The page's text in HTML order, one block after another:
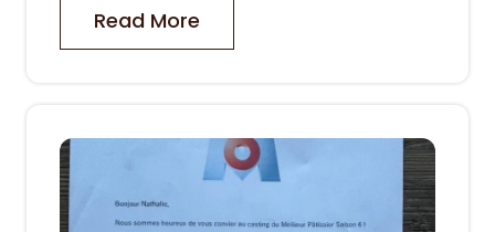
Read More